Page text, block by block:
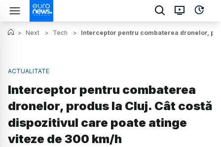
> Next > Tech > Interceptor pentru combaterea dronelor,
ACTUALITATE
Interceptor pentru combaterea
dronelor, produs la Cluj. Cât costă
dispozitivul care poate atinge
viteze de 300 km/h